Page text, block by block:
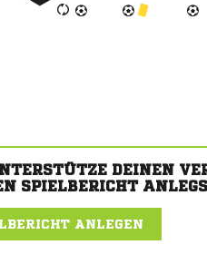
DEINEN
SPIELBERICHT
ANLEGEN